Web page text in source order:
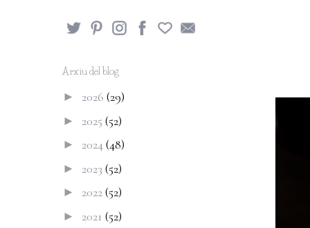
Arxiu del blog
► 2026 (29)
► 2025 (52)
► 2024(48)
► 2023 (52)
► 2022(52)
► 2021 (52)